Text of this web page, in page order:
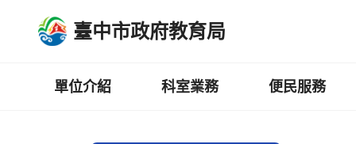
臺中市政府教育局
單位介紹 科室業務 便民服務